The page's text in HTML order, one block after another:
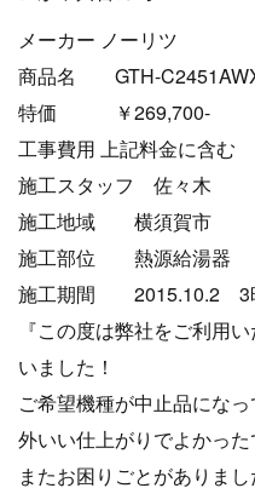
メーカー ノーリツ
商品名 GTH-
特価 ￥269,700-
工事費用 上記料金に含む
施工スタッフ 佐々木
施工地域 横須賀市
施工部位 熱源給湯器
施工期間 2015.10.2 3
『この度は弊社をご利用
いました！
ご希望機種が中止品にな
外いい仕上がりでよかっ
またお困りごとがありま